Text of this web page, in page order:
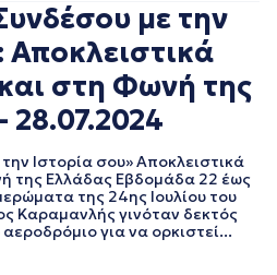
2022
2022
2022
2022
2022
2022
2021
2021
2021
2021
με την
Αποκλειστικά
στη Φωνή της
28.07.2024
Ιστορία σου» Αποκλειστικά
της Ελλάδας Εβδομάδα 22 έως
της 24ης Ιουλίου του
Καραμανλής γινόταν δεκτός
για να ορκιστεί...